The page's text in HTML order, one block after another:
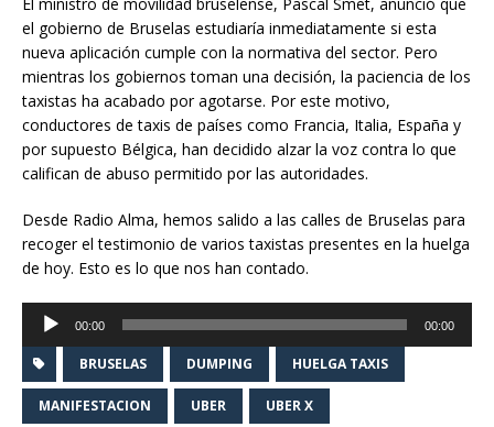
el gobierno de Bruselas estudiaría inmediatamente si esta
nueva aplicación cumple con la normativa del sector. Pero
mientras los gobiernos toman una decisión, la paciencia de los
taxistas ha acabado por agotarse. Por este motivo,
conductores de taxis de países como Francia, Italia, España y
por supuesto Bélgica, han decidido alzar la voz contra lo que
califican de abuso permitido por las autoridades.
Desde Radio Alma, hemos salido a las calles de Bruselas para
recoger el testimonio de varios taxistas presentes en la huelga
de hoy. Esto es lo que nos han contado.
Reproductor
audio
00:00 00:00
BRUSELAS DUMPING HUELGA TAXIS
MANIFESTACION UBER UBER X